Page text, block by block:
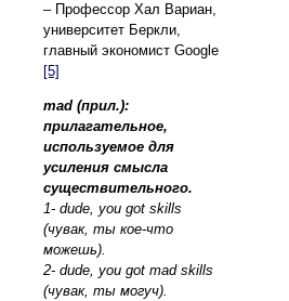
– Профессор Хал Вариан,
университет Беркли,
главный экономист Google
[5]
mad (прил.):
прилагательное,
используемое для
усиления смысла
существительного.
1- dude, you got skills
(чувак, ты кое-что
можешь).
2- dude, you got mad skills
(чувак, ты могуч).